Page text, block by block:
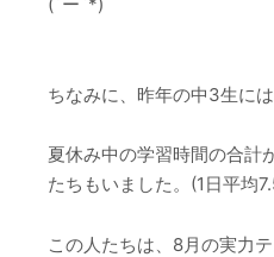
ちなみに、昨年の中3生には
夏休み中の学習時間の合計
たちもいました。(1日平均
この人たちは、8月の実力